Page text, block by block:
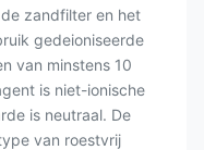
zandfilter en het
gedeioniseerde
van minstens 10
is niet-ionische
is neutraal. De
van roestvrij